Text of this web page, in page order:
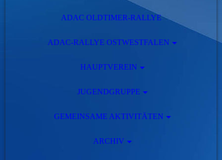
ADAC OLDTIMER-RALLYE
ADAC-RALLYE OSTWESTFALEN
HAUPTVEREIN
JUGENDGRUPPE
GEMEINSAME AKTIVITÄTEN
ARCHIV